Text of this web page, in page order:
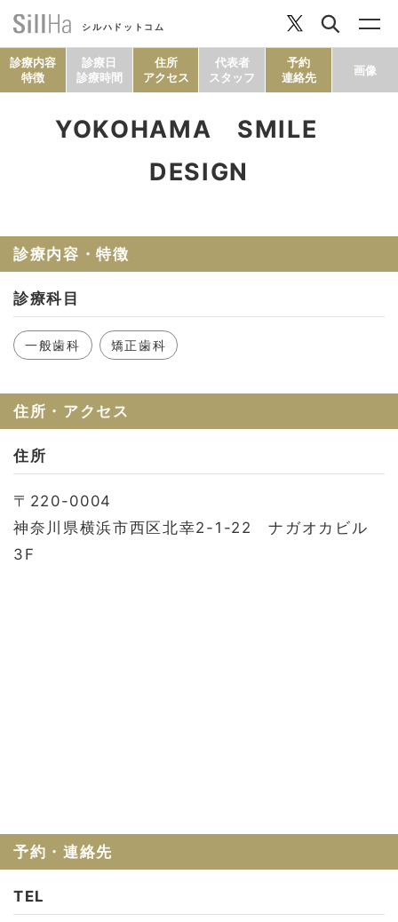
シルハドットコム
コラム
利用規約
診療内容
特徴
診療日
診療時間
住所
アクセス
代表者
スタッフ
予約
連絡先
画像
YOKOHAMA SMILE
DESIGN
診療内容・特徴
診療科目
一般歯科 矯正歯科
住所・アクセス
住所
〒220-0004
神奈川県横浜市西区北幸2-1-22 ナガオカビル
3F
予約・連絡先
TEL